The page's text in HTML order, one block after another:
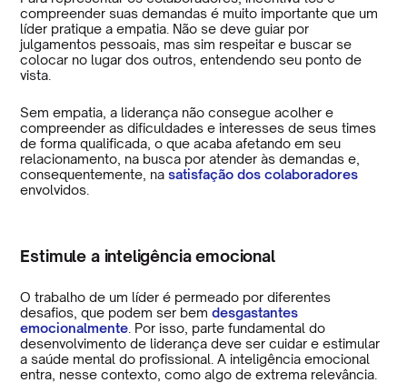
compreender suas demandas é muito importante que um
líder pratique a empatia. Não se deve guiar por
julgamentos pessoais, mas sim respeitar e buscar se
colocar no lugar dos outros, entendendo seu ponto de
vista.
Sem empatia, a liderança não consegue acolher e
compreender as dificuldades e interesses de seus times
de forma qualificada, o que acaba afetando em seu
relacionamento, na busca por atender às demandas e,
consequentemente, nasatisfação dos colaboradores
envolvidos.
Estimule a inteligência emocional
O trabalho de um líder é permeado por diferentes
desafios, que podem ser bemdesgastantes
emocionalmente . Por isso, parte fundamental do
desenvolvimento de liderança deve ser cuidar e estimular
a saúde mental do profissional. A inteligência emocional
entra, nesse contexto, como algo de extrema relevância.